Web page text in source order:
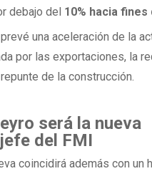
debajo del 10% hacia fines
una aceleración de la
por las exportaciones, la
de la construcción.
será la nueva
del FMI
coincidirá además con un